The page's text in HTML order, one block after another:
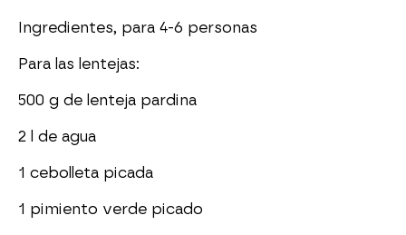
Ingredientes, para 4-6 personas
Para las lentejas:
500 g de lenteja pardina
2 l de agua
1 cebolleta picada
1 pimiento verde picado